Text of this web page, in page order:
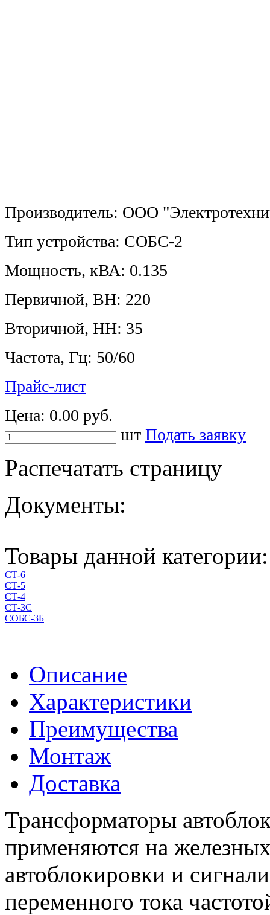
Производитель: ООО
Тип устройства: СОБС-2
Мощность, кВА: 0.135
Первичной, ВН: 220
Вторичной, НН: 35
Частота, Гц: 50/60
Прайс-лист
Цена: 0.00 руб.
шт Подать заявку
Распечатать страницу
Документы:
Товары данной категории:
СТ-6
СТ-5
СТ-4
СТ-3С
СОБС-3Б
Описание
Характеристики
Преимущества
Монтаж
Доставка
Трансформаторы
применяются на
автоблокировки и
переменного тока